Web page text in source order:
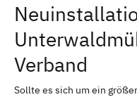
Verband
Sollte es sich um ein